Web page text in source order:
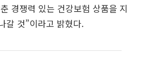
경쟁력 있는 건강보험 상품을 지
갈 것”이라고 밝혔다.